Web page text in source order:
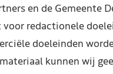
en de Gemeente
redactionele
doeleinden
kunnen wij